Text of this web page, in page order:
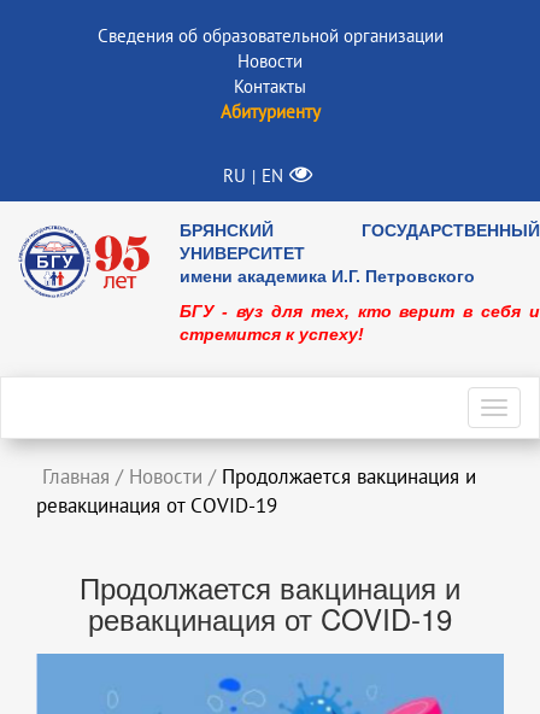
Сведения об образовательной организации
Новости
Контакты
Абитуриенту
RU | EN
БРЯНСКИЙ ГОСУДАРСТВЕННЫЙ
УНИВЕРСИТЕТ
имени академика И.Г. Петровского
БГУ - вуз для тех, кто верит в себя и
стремится к успеху!
Главная / Новости / Продолжается вакцинация и
ревакцинация от COVID-19
Продолжается вакцинация и
ревакцинация от COVID-19